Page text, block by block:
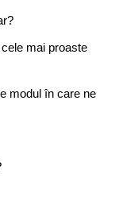
mai proaste
modul în care ne